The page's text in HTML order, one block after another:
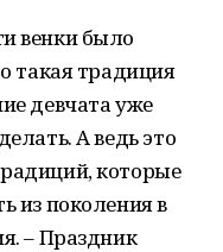
венки было
такая традиция
девчата уже
А ведь это
которые
из поколения в
– Праздник